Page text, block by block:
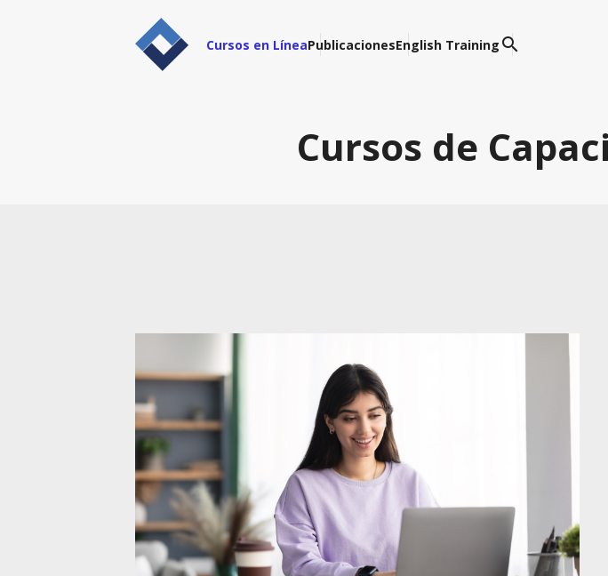
Cursos en LíneaPublicacionesEnglish Training search
Cursos de